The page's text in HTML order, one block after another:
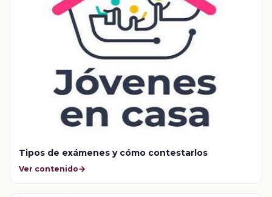
Tipos de exámenes y cómo contestarlos
Ver contenido